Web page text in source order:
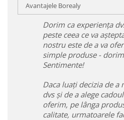
Avantajele Borealy
Dorim ca experiența
peste ceea ce va
nostru este de a va
simple produse -
Sentimente!
Daca luați decizia de a
dvs și de a alege
oferim, pe lânga
calitate, urmatoarele